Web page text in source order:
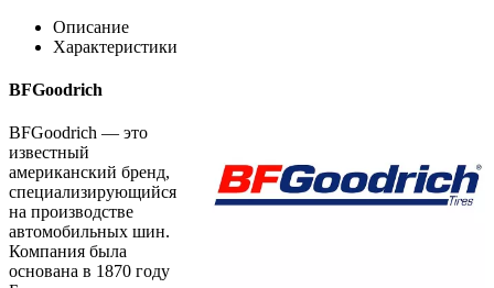
Описание
Характеристики
BFGoodrich
BFGoodrich — это
известный
американский бренд,
специализирующийся
на производстве
автомобильных шин.
Компания была
основана в 1870 году